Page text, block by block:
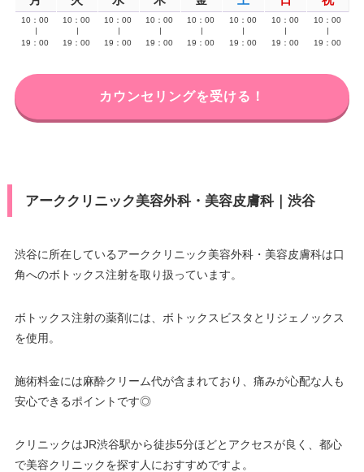
10：00
19：00
10：00
19：00
10：00
19：00
10：00
19：00
10：00
19：00
10：00
19：00
10：00
19：00
10：00
19：00
カウンセリングを受ける！
アーククリニック美容外科・美容皮膚科｜渋谷
渋谷に所在しているアーククリニック美容外科・美容皮膚科は口
角へのボトックス注射を取り扱っています。
ボトックス注射の薬剤には、ボトックスビスタとリジェノックス
を使用。
施術料金には麻酔クリーム代が含まれており、痛みが心配な人も
安心できるポイントです◎
クリニックはJR渋谷駅から徒歩5分ほどとアクセスが良く、都心
で美容クリニックを探す人におすすめですよ。